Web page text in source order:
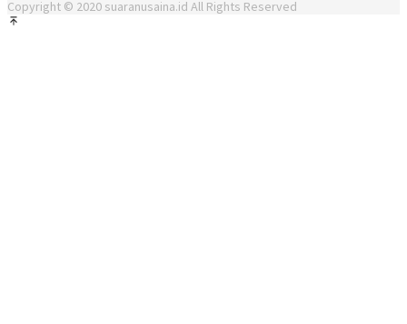
Copyright © 2020 suaranusaina.id All Rights Reserved